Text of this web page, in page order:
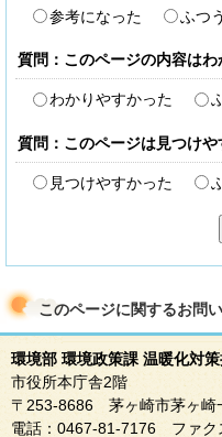
参考になった ふつう
質問：このページの内容は
わかりやすかった
質問：このページは見つけや
見つけやすかった
このページに関するお問
環境部 環境政策課 温暖化対策
市役所本庁舎2階
〒253-8686 茅ヶ崎市茅ヶ崎
電話：0467-81-7176 ファク